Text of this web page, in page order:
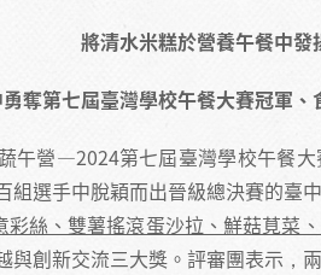
將清水米糕於營養午餐中發
奪第七屆臺灣學校午餐大賽冠軍
午營—2024第七屆臺灣學校午餐
組選手中脫穎而出晉級總決賽的臺
彩絲、雙薯搖滾蛋沙拉、鮮菇莧菜
與創新交流三大獎。評審團表示，